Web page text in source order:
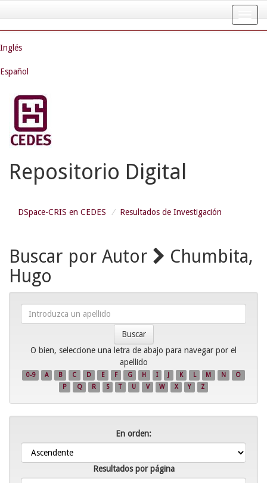
navigation
Inglés
Español
Repositorio Digital
DSpace-CRIS en CEDES Resultados de Investigación
Buscar por Autor
Chumbita,
Hugo
apellido
O bien, seleccione una letra de abajo para navegar por el
apellido
0-9 A B C D E F G H I J K L M N
O
P
Q R S T U V W X Y Z
En orden:
Resultados por página